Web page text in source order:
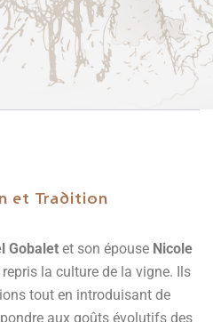
et Tradition
Gobaletet son épouse Nicole
la culture de la vigne. Ils
tout en introduisant de
aux goûts évolutifs des